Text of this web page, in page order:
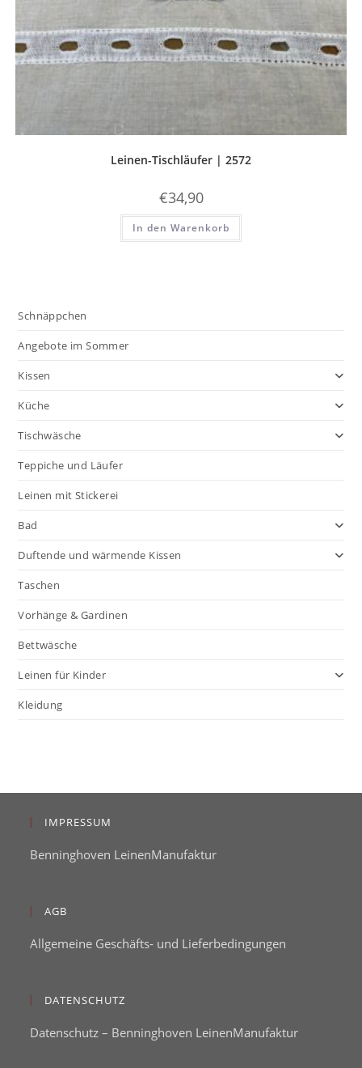
Leinen-Tischläufer | 2572
€34,90
In den Warenkorb
Schnäppchen
Angebote im Sommer
Kissen
Küche
Tischwäsche
Teppiche und Läufer
Leinen mit Stickerei
Bad
Duftende und wärmende Kissen
Taschen
Vorhänge & Gardinen
Bettwäsche
Leinen für Kinder
Kleidung
IMPRESSUM
Benninghoven LeinenManufaktur
AGB
Allgemeine Geschäfts- und Lieferbedingungen
DATENSCHUTZ
Datenschutz – Benninghoven LeinenManufaktur